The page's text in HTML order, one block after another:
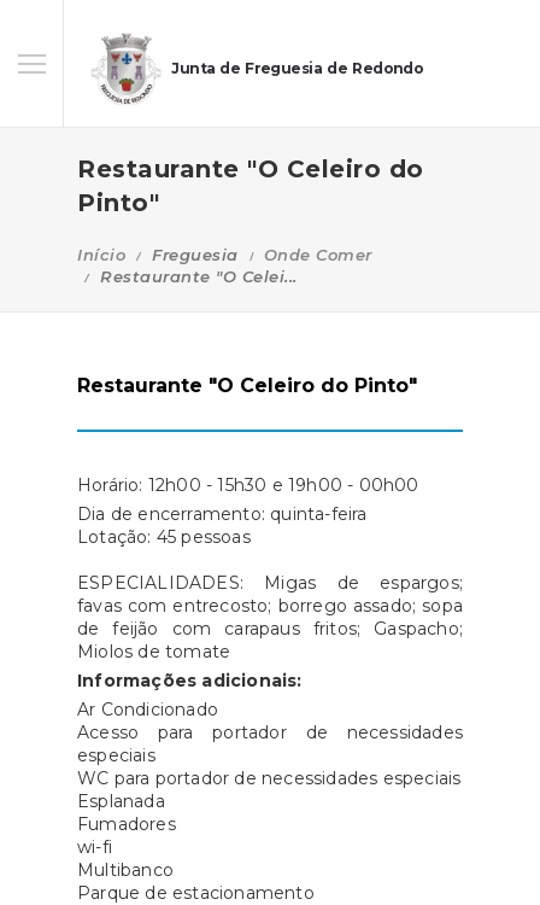
Junta de Freguesia de Redondo
Restaurante "O Celeiro do
Pinto"
Início Freguesia
Onde Comer
Restaurante "O Celei...
Restaurante "O Celeiro do Pinto"
Horário: 12h00 - 15h30 e 19h00 - 00h00
Dia de encerramento: quinta-feira
Lotação: 45 pessoas
ESPECIALIDADES: Migas de espargos;
favas com entrecosto; borrego assado; sopa
de feijão com carapaus fritos; Gaspacho;
Miolos de tomate
Informações adicionais:
​Ar Condicionado
Acesso para portador de necessidades
especiais
WC para portador de necessidades especiais
Esplanada
Fumadores
wi-fi
Multibanco
Parque de estacionamento